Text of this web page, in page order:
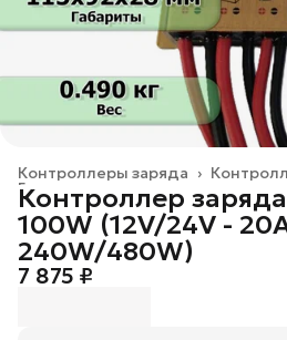
Контроллеры заряда ›
Главная
Контроллер
100W (12V/24V -
240W/480W)
7 875 ₽